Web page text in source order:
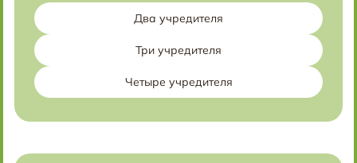
Два учредителя
Три учредителя
Четыре учредителя